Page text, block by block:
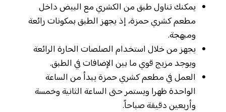
يمكنك تناول طبق من الكشري مع البيض داخل
مطعم كشري حمزة، إذ يجهز الطبق بمكونات رائعة
ومبهجة.
يجهز من خلال استخدام الصلصات الحارة الرائعة
ويوجد مزيج قوي ما بين الإضافات في الطبق.
العمل في مطعم كشري حمزة يبدأ من الساعة
الواحدة ظهرا ويستمر حتى الساعة الثانية وخمسة
وأربعين دقيقة صباحاً.